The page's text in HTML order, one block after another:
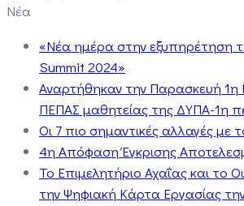
Νέα
«Νέα ημέρα στην εξυπηρέτηση
Summit 2024»
Αναρτήθηκαν την Παρασκευή
ΠΕΠΑΣ μαθητείας της ΔΥΠΑ-1η
Οι 7 πιο σημαντικές αλλαγές με
4η Απόφαση Έγκρισης
Το Επιμελητήριο Αχαΐας και το
την Ψηφιακή Κάρτα Εργασίας